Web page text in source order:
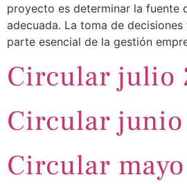
proyecto es determinar la fuente
adecuada. La toma de decisiones
parte esencial de la gestión
Circular julio
Circular
Circular